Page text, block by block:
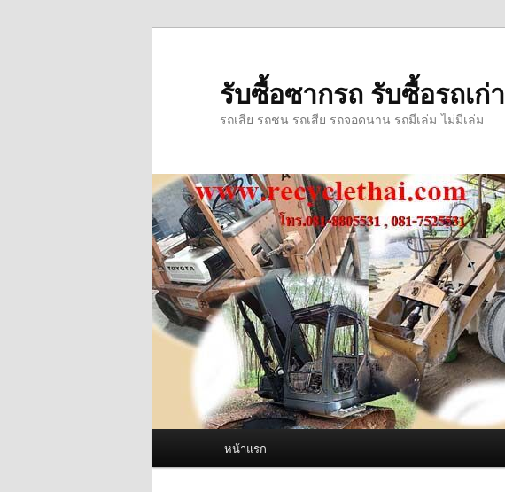
รับซื้อซากรถ รับซื้อรถเก่า
รถเสีย รถชน รถเสีย รถจอดนาน รถมีเล่ม-ไม่มีเล่ม
หน้าแรก